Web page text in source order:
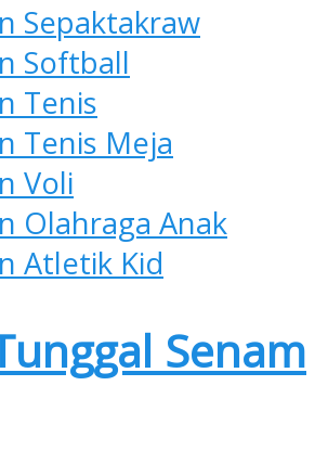
Sepaktakraw
Softball
Tenis
Tenis Meja
Voli
Olahraga Anak
Atletik Kid
Senam